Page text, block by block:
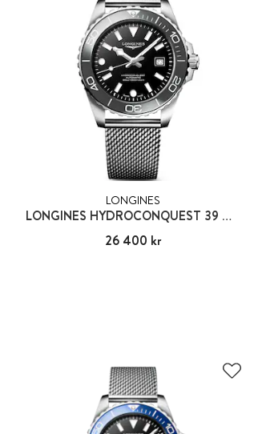
LONGINES
LONGINES HYDROCONQUEST 39 MM
Pris:26 400 kr
26 400 kr